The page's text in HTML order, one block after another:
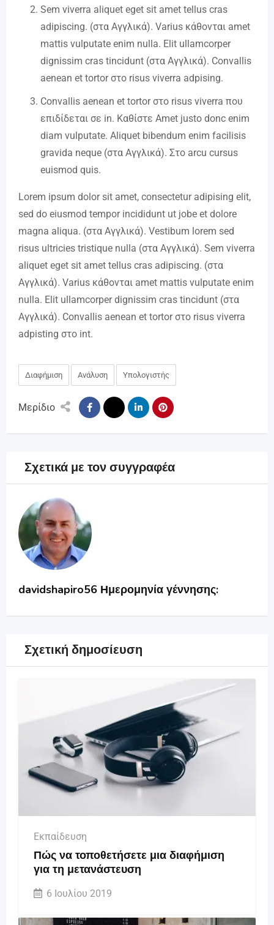
Sem viverra aliquet eget sit amet tellus cras
adipiscing. (στα Αγγλικά). Varius κάθονται amet
mattis vulputate enim nulla. Elit ullamcorper
dignissim cras tincidunt (στα Αγγλικά). Convallis
aenean et tortor στο risus viverra adpising.
Convallis aenean et tortor στο risus viverra που
επιδίδεται σε in. Καθίστε Amet justo donc enim
diam vulputate. Aliquet bibendum enim facilisis
gravida neque (στα Αγγλικά). Στο arcu cursus
euismod quis.
Lorem ipsum dolor sit amet, consectetur adipising elit,
sed do eiusmod tempor incididunt ut jobe et dolore
magna aliqua. (στα Αγγλικά). Vestibum lorem sed
risus ultricies tristique nulla (στα Αγγλικά). Sem viverra
aliquet eget sit amet tellus cras adipiscing. (στα
Αγγλικά). Varius κάθονται amet mattis vulputate enim
nulla. Elit ullamcorper dignissim cras tincidunt (στα
Αγγλικά). Convallis aenean et tortor στο risus viverra
adpisting στο int.
Διαφήμιση Ανάλυση Υπολογιστής
Μερίδιο
Σχετικά με τον συγγραφέα
davidshapiro56 Ημερομηνία γέννησης:
Σχετική δημοσίευση
Εκπαίδευση
Πώς να τοποθετήσετε μια διαφήμιση
για τη μετανάστευση
6 Ιουλίου 2019